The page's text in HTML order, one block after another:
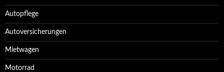
Autopflege
Autoversicherungen
Mietwagen
Motorrad